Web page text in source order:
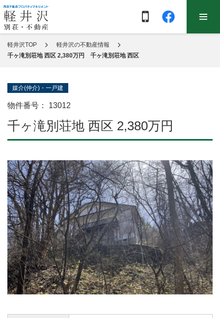
軽井沢TOP
軽井沢の不動産情報
千ヶ滝別荘地 西区 2,380万円 千ヶ滝別荘地 西区
媒介(仲介)・一戸建
物件番号： 13012
千ヶ滝別荘地 西区 2,380万円